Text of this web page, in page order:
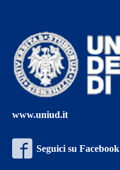
www.uniud.it
Seguici su Facebook